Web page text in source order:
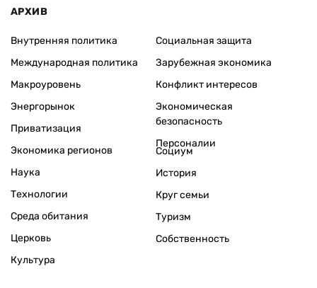
АРХИВ
Внутренняя политика
Международная политика
Макроуровень
Энергорынок
Приватизация
Экономика регионов
Социальная защита
Зарубежная экономика
Конфликт интересов
Экономическая
безопасность
Персоналии
Наука
Технологии
Среда обитания
Церковь
Культура
Социум
История
Круг семьи
Туризм
Собственность